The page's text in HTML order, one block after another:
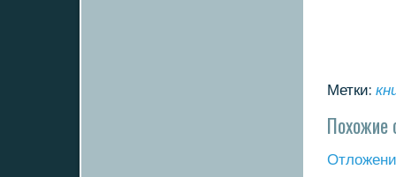
Метки:
Похожие